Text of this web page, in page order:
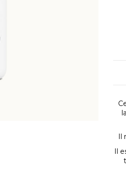
la
Il
Il